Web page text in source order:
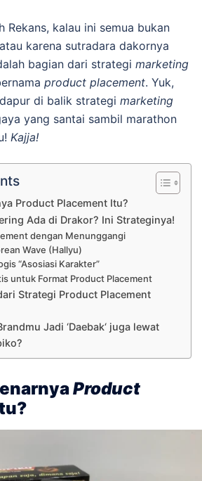
Rekans, kalau ini semua bukan
karena sutradara dakornya
bagian dari strategi marketing
product placement. Yuk,
di balik strategi marketing
yang santai sambil marathon
Kajja!
Product Placement Itu?
Ada di Drakor? Ini Strateginya!
dengan Menunggangi
Wave (Hallyu)
“Asosiasi Karakter”
untuk Format Product Placement
Strategi Product Placement
Jadi ‘Daebak‘ juga lewat
Product